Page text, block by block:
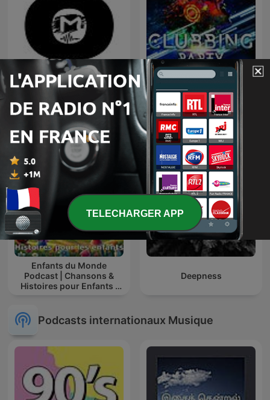
TOMORROWLAND
EDITIONS
CLUBBING PARTY !
Enfants du Monde
Podcast | Chansons &
Histoires pour Enfants |
Apprendre à Chanter
Compte
Deepness
Podcasts internationaux Musique
TELECHARGER APP